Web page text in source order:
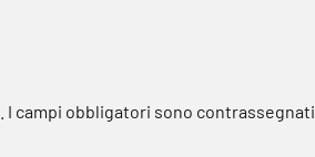
I campi obbligatori sono contrassegnati